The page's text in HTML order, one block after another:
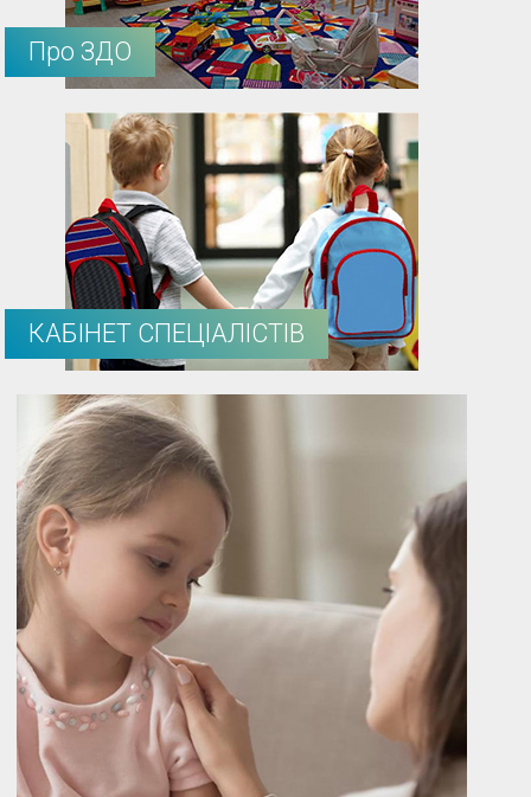
Про ЗДО
КАБІНЕТ СПЕЦІАЛІСТІВ